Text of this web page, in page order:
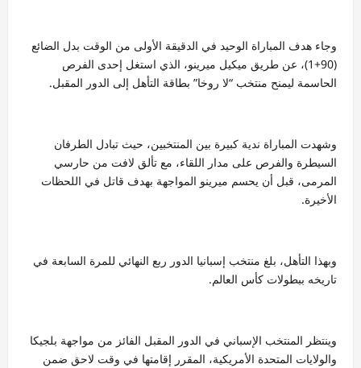
وجاء هدف المباراة الوحيد في الدقيقة الأولى من الوقت بدل الضائع
(90+1)، عن طريق ميكيل ميرينو، الذي استغل إحدى الفرص
الحاسمة ليمنح منتخب “لا روخا” بطاقة التأهل إلى الدور المقبل.
وشهدت المباراة ندية كبيرة بين المنتخبين، حيث تبادل الطرفان
السيطرة والفرص على مدار اللقاء، مع تألق لافت من حارسي
المرمى، قبل أن يحسم ميرينو المواجهة بهدف قاتل في اللحظات
الأخيرة.
وبهذا التأهل، بلغ منتخب إسبانيا الدور ربع النهائي للمرة السابعة في
تاريخه ببطولات كأس العالم.
وينتظر المنتخب الإسباني في الدور المقبل الفائز من مواجهة بلجيكا
والولايات المتحدة الأمريكية، المقرر إقامتها في وقت لاحق ضمن